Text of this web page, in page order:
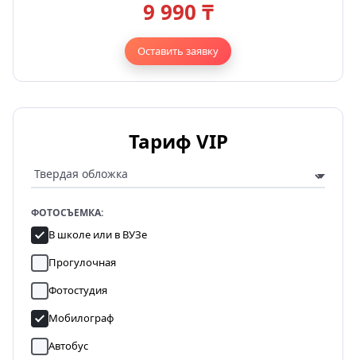
9 990 ₸
Оставить заявку
Тариф VIP
ФОТОСЪЕМКА:
В школе или в ВУЗе
Прогулочная
Фотостудия
Мобилограф
Автобус